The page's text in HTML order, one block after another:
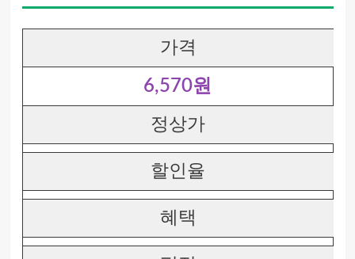
가격
6,570원
정상가
할인율
혜택